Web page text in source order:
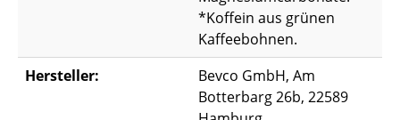
*Koffein aus grünen
Kaffeebohnen.
Hersteller:
Bevco GmbH, Am
Botterbarg 26b, 22589